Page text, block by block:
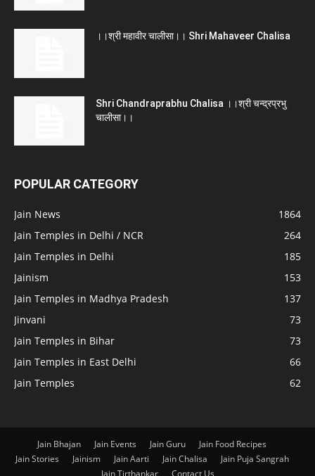
।।श्री महावीर चालीसा।। Shri Mahaveer Chalisa
Shri Chandraprabhu Chalisa ।।श्री चन्द्रप्रभु
चालीसा।।
POPULAR CATEGORY
Jain News
1864
Jain Temples in Delhi / NCR
264
Jain Temples in Delhi
185
Jainism
153
Jain Temples in Madhya Pradesh
137
Jinvani
73
Jain Temples in Bihar
73
Jain Temples in East Delhi
66
Jain Temples
62
Jain Bhajan Jain Events Jain Guru
Jain Food Recipes
Jain Stories
Jainism Jain Aarti Jain Chalisa
Jain Puja Sangrah
Jain Tirthankar
Contact Us